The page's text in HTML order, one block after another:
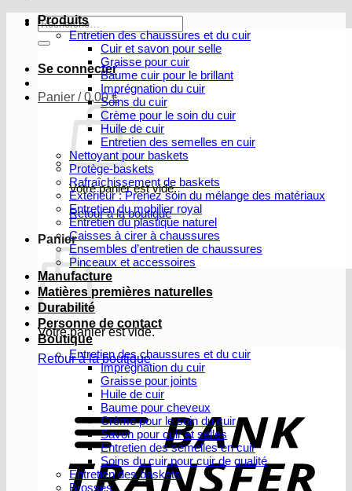
Recherche
pour :
Se connecter
Panier /0,00€
Votre panier est vide.
Retour à la boutique
Panier
Votre panier est vide.
Retour à la boutique
Produits
Entretien des chaussures et du cuir
Cuir et savon pour selle
Graisse pour cuir
Baume cuir pour le brillant
Imprégnation du cuir
Soins du cuir
Crème pour le soin du cuir
Huile de cuir
Entretien des semelles en cuir
Nettoyant pour baskets
Protège-baskets
Rafraîchissement de baskets
Extérieur : Prenez soin du mélange des matériaux
Entretien du mobilier royal
Entretien du plastique naturel
Caisses à cirer à chaussures
Ensembles d’entretien de chaussures
Pinceaux et accessoires
Manufacture
Matières premières naturelles
Durabilité
Personne de contact
Boutique
Entretien des chaussures et du cuir
Imprégnation du cuir
Graisse pour joints
Huile de cuir
Baume pour cheveux
Crème pour le soin du cuir
Savon pour cuir et selles
Entretien des semelles en cuir
Soins du cuir pour cuir de qualité
Entretien des baskets
Brosses